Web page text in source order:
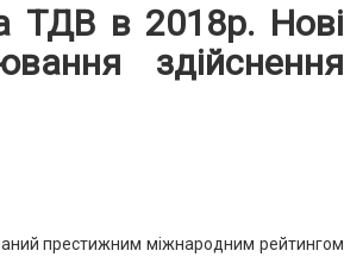
ТДВ в 2018р. Нові
здійснення
престижним міжнародним рейтингом